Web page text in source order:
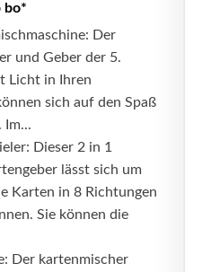
bo*
Der
und Geber der 5.
Licht in Ihren
sich auf den Spaß
Im...
Dieser 2 in 1
lässt sich um
Karten in 8 Richtungen
Sie können die
Der kartenmischer